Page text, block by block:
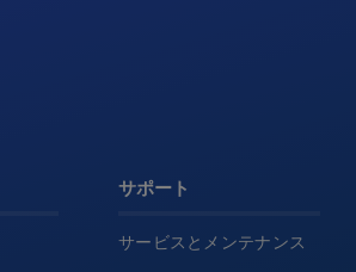
サポート
サービスとメンテナンス